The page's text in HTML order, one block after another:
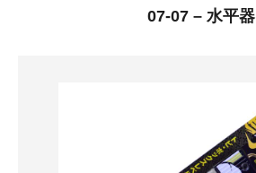
07-07 – 水平器